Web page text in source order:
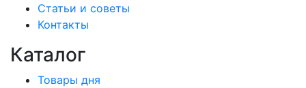
Статьи и советы
Контакты
Каталог
Товары дня